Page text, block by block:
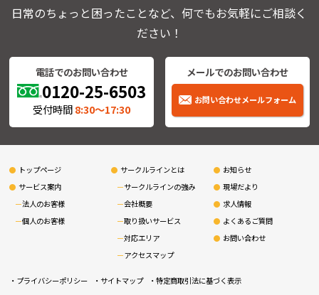
日常のちょっと困ったことなど、何でもお気軽にご相談く
ださい！
電話でのお問い合わせ
0120-25-6503
受付時間8:30〜17:30
メールでのお問い合わせ
お問い合わせメールフォーム
トップページ
サービス案内
法人のお客様
個人のお客様
サークルラインとは
サークルラインの強み
会社概要
取り扱いサービス
対応エリア
アクセスマップ
お知らせ
現場だより
求人情報
よくあるご質問
お問い合わせ
プライバシーポリシー サイトマップ 特定商取引法に基づく表示